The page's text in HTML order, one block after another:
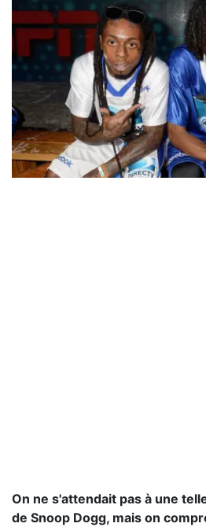
On ne s'attendait pas à une
de Snoop Dogg, mais on